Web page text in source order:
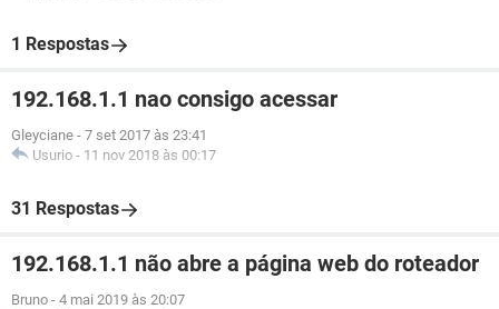
1 Respostas
192.168.1.1 nao consigo acessar
Gleyciane - 7 set 2017 às 23:41
Usurio - 11 nov 2018 às 00:17
31 Respostas
192.168.1.1 não abre a página web do roteador
Bruno - 4 mai 2019 às 20:07